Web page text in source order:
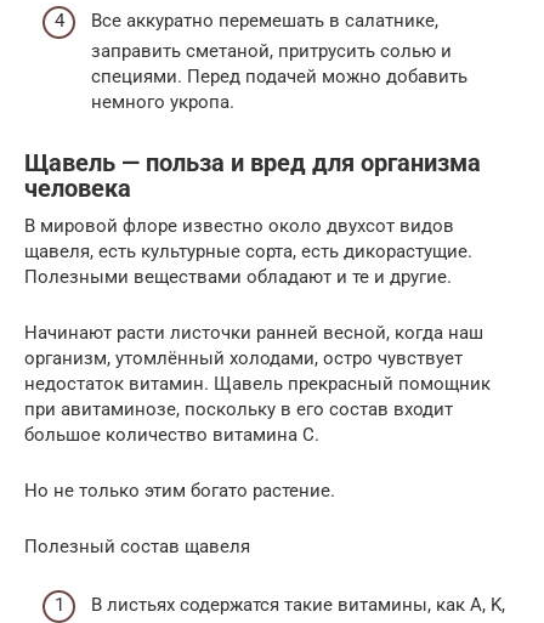
Все аккуратно перемешать в салатнике,
заправить сметаной, притрусить солью и
специями. Перед подачей можно добавить
немного укропа.
Щавель — польза и вред для организма
человека
В мировой флоре известно около двухсот видов
щавеля, есть культурные сорта, есть дикорастущие.
Полезными веществами обладают и те и другие.
Начинают расти листочки ранней весной, когда наш
организм, утомлённый холодами, остро чувствует
недостаток витамин. Щавель прекрасный помощник
при авитаминозе, поскольку в его состав входит
большое количество витамина С.
Но не только этим богато растение.
Полезный состав щавеля
В листьях содержатся такие витамины, как A, K,